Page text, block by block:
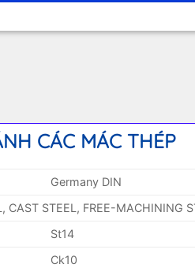
CÁC MÁC THÉP
Germany DIN
CAST STEEL, FREE-MACHINING
St14
Ck10